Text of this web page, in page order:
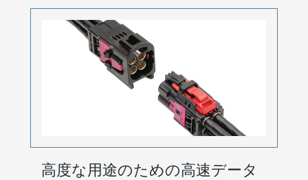
高度な用途のための高速データ